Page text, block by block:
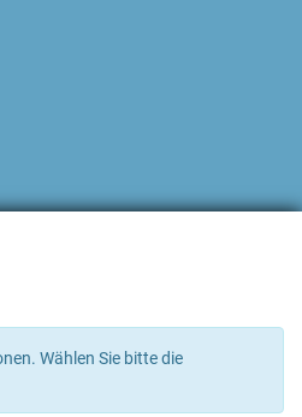
Wählen Sie bitte die